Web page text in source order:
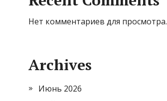
Нет комментариев для просмотра.
Archives
Июнь 2026